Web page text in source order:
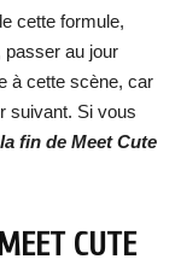
cette formule,
passer au jour
à cette scène, car
suivant. Si vous
fin de Meet Cute
CUTE